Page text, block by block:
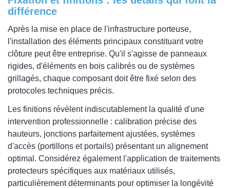
différence
Après la mise en place de l'infrastructure porteuse,
l'installation des éléments principaux constituant votre
clôture peut être entreprise. Qu'il s'agisse de panneaux
rigides, d'éléments en bois calibrés ou de systèmes
grillagés, chaque composant doit être fixé selon des
protocoles techniques précis.
Les finitions révèlent indiscutablement la qualité d'une
intervention professionnelle : calibration précise des
hauteurs, jonctions parfaitement ajustées, systèmes
d'accès (portillons et portails) présentant un alignement
optimal. Considérez également l'application de traitements
protecteurs spécifiques aux matériaux utilisés,
particulièrement déterminants pour optimiser la longévité